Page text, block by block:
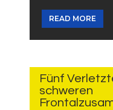
READ MORE
2026
Fünf
schweren